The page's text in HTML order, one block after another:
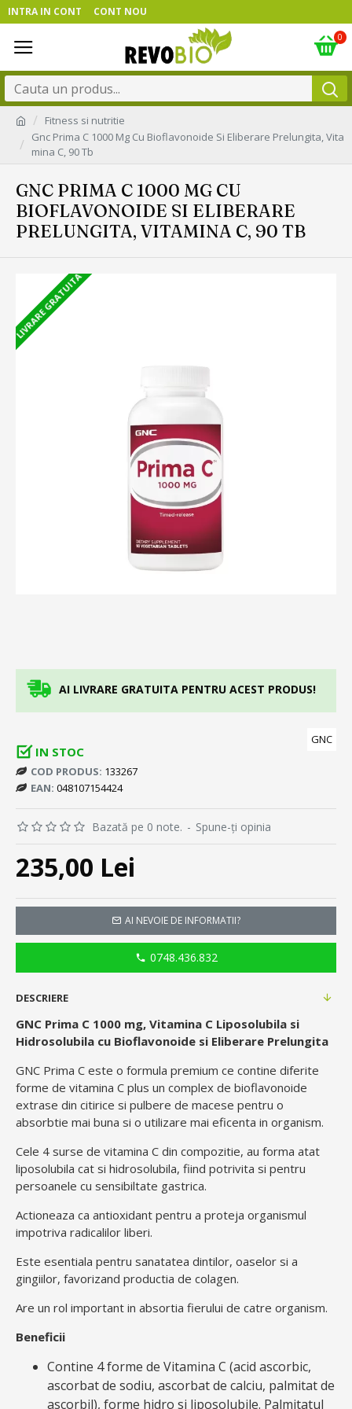
INTRA IN CONT CONT NOU
0
Fitness si nutritie
Gnc Prima C 1000 Mg Cu Bioflavonoide Si Eliberare Prelungita, Vita
mina C, 90 Tb
GNC PRIMA C 1000 MG CU
BIOFLAVONOIDE SI ELIBERARE
PRELUNGITA, VITAMINA C, 90 TB
LIVRARE GRATUITA
AI LIVRARE GRATUITA PENTRU ACEST PRODUS!
IN STOC
COD PRODUS: 133267
EAN: 048107154424
GNC
Bazată pe 0 note. - Spune-ţi opinia
235,00 Lei
AI NEVOIE DE INFORMATII?
0748.436.832
DESCRIERE
GNC Prima C 1000 mg, Vitamina C Liposolubila si
Hidrosolubila cu Bioflavonoide si Eliberare Prelungita
GNC Prima C este o formula premium ce contine diferite
forme de vitamina C plus un complex de bioflavonoide
extrase din citirice si pulbere de macese pentru o
absorbtie mai buna si o utilizare mai eficenta in organism.
Cele 4 surse de vitamina C din compozitie, au forma atat
liposolubila cat si hidrosolubila, fiind potrivita si pentru
persoanele cu sensibiltate gastrica.
Actioneaza ca antioxidant pentru a proteja organismul
impotriva radicalilor liberi.
Este esentiala pentru sanatatea dintilor, oaselor si a
gingiilor, favorizand productia de colagen.
Are un rol important in absortia fierului de catre organism.
Beneficii
Contine 4 forme de Vitamina C (acid ascorbic,
ascorbat de sodiu, ascorbat de calciu, palmitat de
ascorbil), forme hidro si liposolubile. Palmitatul